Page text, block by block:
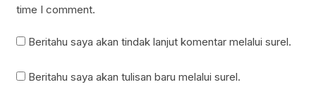
time I comment.
Beritahu saya akan tindak lanjut komentar melalui surel.
Beritahu saya akan tulisan baru melalui surel.